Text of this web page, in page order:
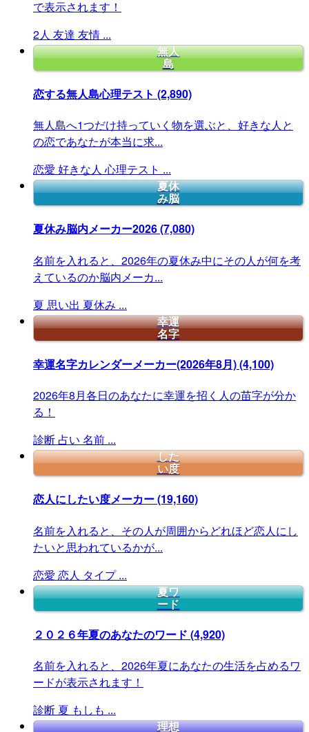
で表示されます！
2人 友達 友情 ...
無人
島
恋する無人島心理テスト (2,890)
無人島へ1つだけ持っていく物を選ぶと、好きな人と
の恋であなたが本当に求...
恋愛 好きな人 心理テスト ...
夏休
み脳
夏休み脳内メーカー2026(7,080)
名前を入れると、2026年の夏休み中にその人が何を考
えているのか脳内メーカ...
夏 思い出 夏休み ...
幸運
名字
幸運名字カレンダーメーカー(2026年8月)(4,100)
2026年8月各日のあなたに幸運を招く人の苗字が分か
る！
診断 占い 名前 ...
した
い度
恋人にしたい度メーカー(19,160)
名前を入れると、その人が周囲からどれほど恋人にし
たいと思われているかが...
恋愛 恋人 タイプ ...
夏ワ
ード
２０２６年夏のあなたのワード (4,920)
名前を入れると、2026年夏にあなたの生活を占めるワ
ードが表示されます！
診断 夏 もしも ...
理想